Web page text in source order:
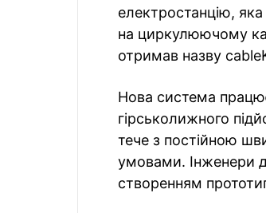
електростанцію, яка
на циркулюючому
отримав назву
Нова система
гірськолижного
тече з постійною
умовами. Інженери
створенням